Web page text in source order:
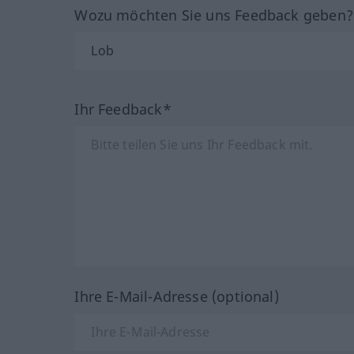
Wozu möchten Sie uns Feedback
Ihr Feedback*
Ihre E-Mail-Adresse (optional)